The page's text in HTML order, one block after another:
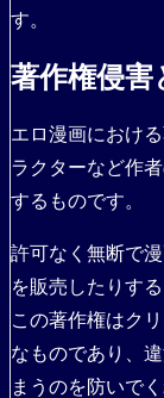
す。
著作権侵害
エロ漫画におけ
ラクターなど作
するものです。
許可なく無断で
を販売したりす
この著作権はク
なものであり、
まうのを防いでく